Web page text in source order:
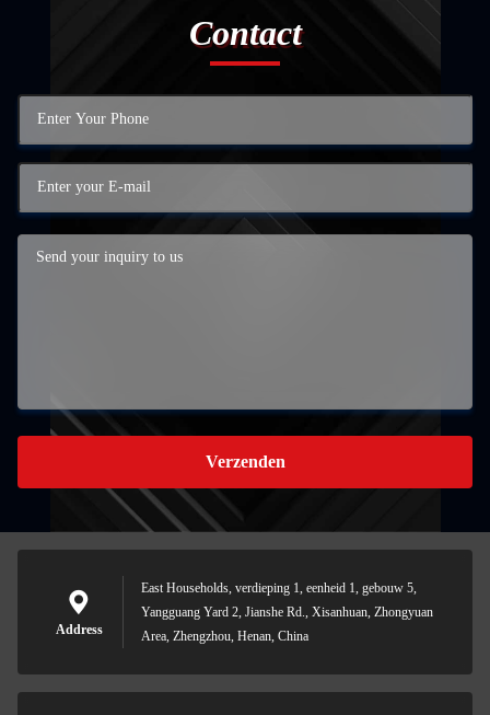
Contact
Verzenden
Address
East Households, verdieping 1, eenheid 1, gebouw 5,
Yangguang Yard 2, Jianshe Rd., Xisanhuan, Zhongyuan
Area, Zhengzhou, Henan, China